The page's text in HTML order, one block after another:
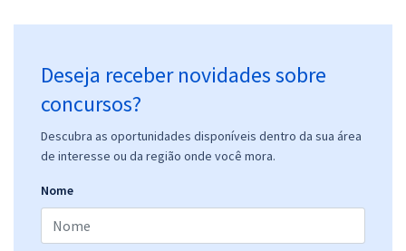
Deseja receber novidades sobre
concursos?
Descubra as oportunidades disponíveis dentro da sua área
de interesse ou da região onde você mora.
Nome